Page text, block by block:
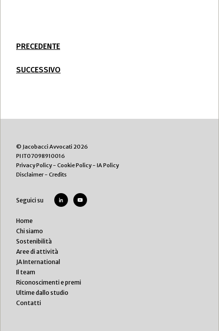
PRECEDENTE
SUCCESSIVO
© Jacobacci Avvocati 2026
PI IT07098910016
Privacy Policy- Cookie Policy- IA Policy
Disclaimer- Credits
Seguici su
Home
Chi siamo
Sostenibilità
Aree di attività
JA International
Il team
Riconoscimenti e premi
Ultime dallo studio
Contatti